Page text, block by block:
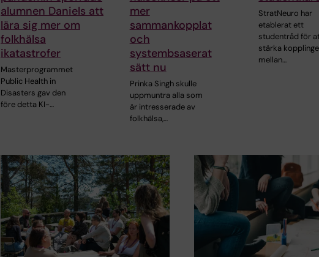
alumnen Daniels att
lära sig mer om
folkhälsa
ikatastrofer
Masterprogrammet
Public Health in
Disasters gav den
före detta KI-…
mer
sammankopplat
och
systembsaserat
sätt nu
Prinka Singh skulle
uppmuntra alla som
är intresserade av
folkhälsa,…
StratNeuro har
etablerat ett
studentråd för
stärka
mellan…